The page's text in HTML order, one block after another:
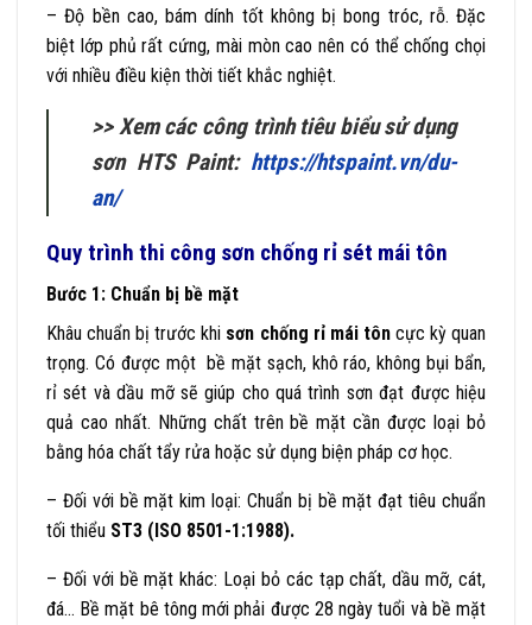
– Độ bền cao, bám dính tốt không bị bong tróc, rỗ. Đặc
biệt lớp phủ rất cứng, mài mòn cao nên có thể chống chọi
với nhiều điều kiện thời tiết khắc nghiệt.
>> Xem các công trình tiêu biểu sử dụng
sơn HTS Paint: https://htspaint.vn/du-
an/
Quy trình thi công sơn chống rỉ sét mái tôn
Bước 1: Chuẩn bị bề mặt
Khâu chuẩn bị trước khi sơn chống rỉ mái tôncực kỳ quan
trọng. Có được một bề mặt sạch, khô ráo, không bụi bẩn,
rỉ sét và dầu mỡ sẽ giúp cho quá trình sơn đạt được hiệu
quả cao nhất. Những chất trên bề mặt cần được loại bỏ
bằng hóa chất tẩy rửa hoặc sử dụng biện pháp cơ học.
– Đối với bề mặt kim loại: Chuẩn bị bề mặt đạt tiêu chuẩn
tối thiểu ST3 (ISO 8501-1:1988).
– Đối với bề mặt khác: Loại bỏ các tạp chất, dầu mỡ, cát,
đá… Bề mặt bê tông mới phải được 28 ngày tuổi và bề mặt